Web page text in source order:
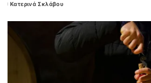
Posted
Κατερινά Σκλάβου